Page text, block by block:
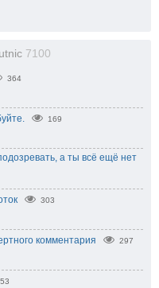
7100
364
169
а ты всё ещё нет
303
комментария 297